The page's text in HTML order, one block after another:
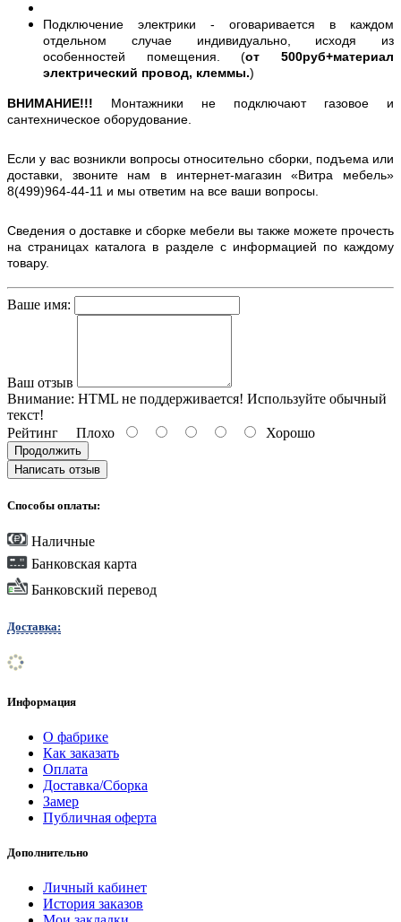
Подключение электрики - оговаривается в каждом
отдельном случае индивидуально, исходя из
особенностей помещения. (от 500руб+материал
электрический провод, клеммы.)
ВНИМАНИЕ!!! Монтажники не подключают газовое и
сантехническое оборудование.
Если у вас возникли вопросы относительно сборки, подъема или
доставки, звоните нам в интернет-магазин «Витра мебель»
8(499)964-44-11 и мы ответим на все ваши вопросы.
Сведения о доставке и сборке мебели вы также можете прочесть
на страницах каталога в разделе с информацией по каждому
товару.
Ваше имя:
Ваш отзыв
Внимание: HTML не поддерживается! Используйте обычный
текст!
Рейтинг Плохо Хорошо
Продолжить
Написать отзыв
Способы оплаты:
Наличные
Банковская карта
Банковский перевод
Доставка:
Информация
О фабрике
Как заказать
Оплата
Доставка/Сборка
Замер
Публичная оферта
Дополнительно
Личный кабинет
История заказов